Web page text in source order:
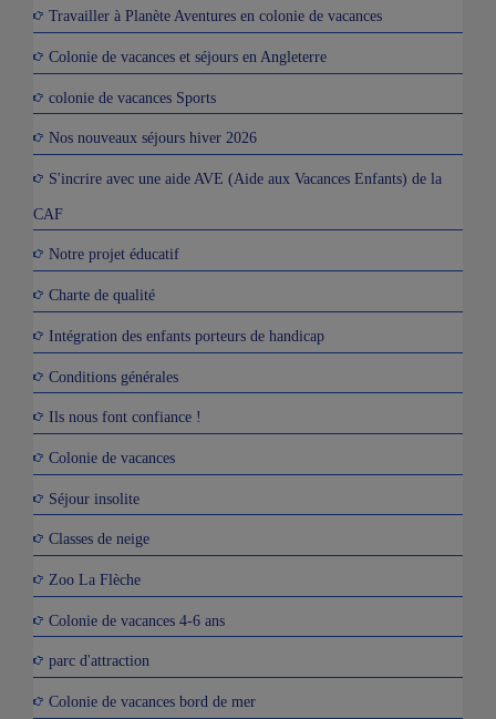
Travailler à Planète Aventures en colonie de vacances
Colonie de vacances et séjours en Angleterre
colonie de vacances Sports
Nos nouveaux séjours hiver 2026
S'incrire avec une aide AVE (Aide aux Vacances Enfants) de la
CAF
Notre projet éducatif
Charte de qualité
Intégration des enfants porteurs de handicap
Conditions générales
Ils nous font confiance !
Colonie de vacances
Séjour insolite
Classes de neige
Zoo La Flèche
Colonie de vacances 4-6 ans
parc d'attraction
Colonie de vacances bord de mer